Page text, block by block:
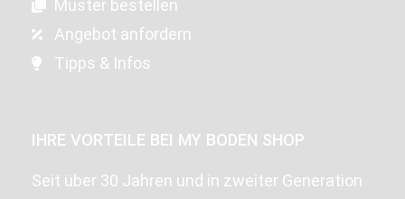
Muster bestellen
Angebot anfordern
Tipps & Infos
IHRE VORTEILE BEI MY BODEN SHOP
Seit über 30 Jahren und in zweiter Generation